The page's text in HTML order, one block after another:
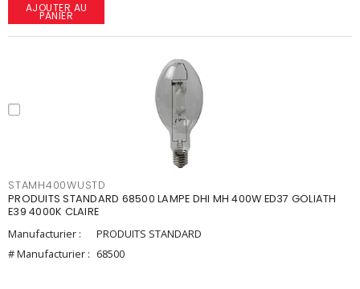
AJOUTER AU
PANIER
STAMH400WUSTD
PRODUITS STANDARD 68500 LAMPE DHI MH 400W ED37 GOLIATH
E39 4000K CLAIRE
Manufacturier :
PRODUITS STANDARD
# Manufacturier : 68500